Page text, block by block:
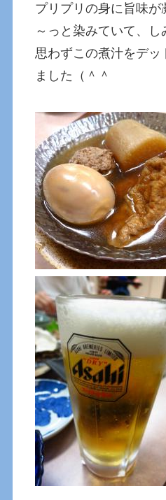
プリプリの身に旨味が
～っと染みていて、し
思わずこの煮汁をデッ
ました（＾＾